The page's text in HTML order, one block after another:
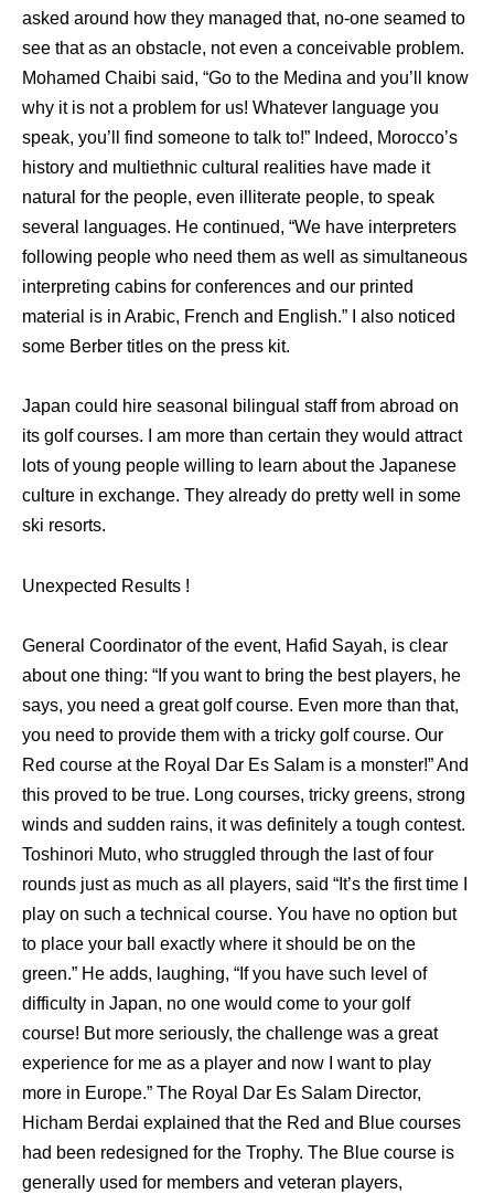
asked around how they managed that, no-one seamed to
see that as an obstacle, not even a conceivable problem.
Mohamed Chaibi said, “Go to the Medina and you’ll know
why it is not a problem for us! Whatever language you
speak, you’ll find someone to talk to!” Indeed, Morocco’s
history and multiethnic cultural realities have made it
natural for the people, even illiterate people, to speak
several languages. He continued, “We have interpreters
following people who need them as well as simultaneous
interpreting cabins for conferences and our printed
material is in Arabic, French and English.” I also noticed
some Berber titles on the press kit.
Japan could hire seasonal bilingual staff from abroad on
its golf courses. I am more than certain they would attract
lots of young people willing to learn about the Japanese
culture in exchange. They already do pretty well in some
ski resorts.
Unexpected Results !
General Coordinator of the event, Hafid Sayah, is clear
about one thing: “If you want to bring the best players, he
says, you need a great golf course. Even more than that,
you need to provide them with a tricky golf course. Our
Red course at the Royal Dar Es Salam is a monster!” And
this proved to be true. Long courses, tricky greens, strong
winds and sudden rains, it was definitely a tough contest.
Toshinori Muto, who struggled through the last of four
rounds just as much as all players, said “It’s the first time I
play on such a technical course. You have no option but
to place your ball exactly where it should be on the
green.” He adds, laughing, “If you have such level of
difficulty in Japan, no one would come to your golf
course! But more seriously, the challenge was a great
experience for me as a player and now I want to play
more in Europe.” The Royal Dar Es Salam Director,
Hicham Berdai explained that the Red and Blue courses
had been redesigned for the Trophy. The Blue course is
generally used for members and veteran players,